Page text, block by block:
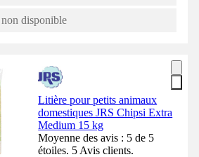
disponible
Litière pour petits animaux
domestiques JRS Chipsi Extra
Medium 15 kg
Moyenne des avis : 5 de 5
étoiles. 5 Avis clients.